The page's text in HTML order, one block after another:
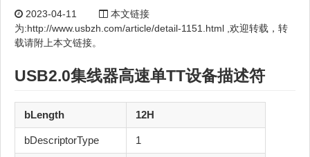
2023-04-11
本文链接
为:http://www.usbzh.com/article/detail-1151.html ,欢迎转载，转
载请附上本文链接。
USB2.0集线器高速单TT设备描述符
bLength 12H
bDescriptorType 1